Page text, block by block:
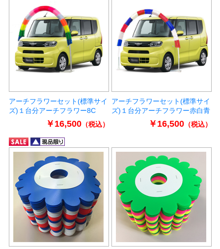
アーチフラワーセット(標準サイ
ズ)１台分アーチフラワー8C
￥16,500（税込）
アーチフラワーセット(標準サイ
ズ)１台分アーチフラワー赤白青
￥16,500（税込）